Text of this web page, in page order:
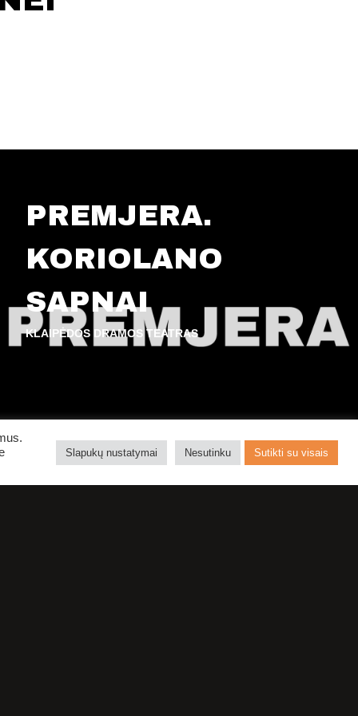
PREMJERA.
KORIOLANO
SAPNAI
KLAIPĖDOS DRAMOS TEATRAS
PIRKTI BILIETUS
Slapukų nustatymai Nesutinku Sutikti su visais